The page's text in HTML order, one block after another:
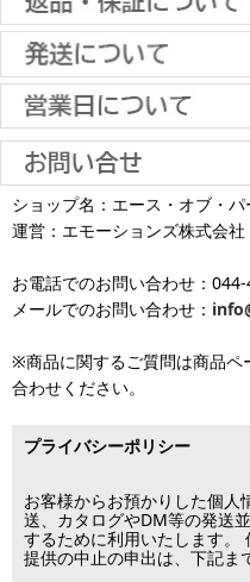
アームタイプ（上下左右角
上）
上下角度調節 小型(およそ12-
上下角度調節 中型(およそ26-
上下角度調節 大型(およそ50-
固定タイプ 小型(およそ12-
固定タイプ 中型(およそ26-
固定タイプ 超大型(およそ65
片面（通常） 小型(およそ
片面（通常） 中型(およそ
込、スコア後払い、コンビニ
※銀行振り込み・郵便振替・コ
の場合、ご入金確認後の発送と
※一部適用外の地域や商品があ
※お届け先が異なる場合は別途
沖縄へのお届けは、送料とは別
より金額が異なるので、詳しい
となります（当日・土日祝日
【返品・キャンセルについて】
原則として返品は受け付けてお
金具に関しては、条件を満た
す。
【初期不良・保証について】
商品到着後1週間以内であれば
返品対応の詳細、各種保証につ
をご覧ください。
土日祝日も当日出荷
■お届けについて
お届け日のご指定がない場合は
ます。
平日は15時・土曜は11時・日
が可能です。
土曜は11時・日曜祝日は10時
済・代引決済のみ当日出荷が可
※クレジットカード・代引き決
※メーカー発注品は除きます。
土 日 祝
発送してい
※出荷休業日を除
この日は出荷業務を行いませ
■営業日
ショップ名：エース・オブ・パ
運営：エモーションズ株式会社
お電話でのお問い合わせ：
メールでのお問い合わせ：
※商品に関するご質問は商品ペ
合わせください。
プライバシーポリシー
お客様からお預かりした個人
送、カタログやDM等の発送
するために利用いたします。
提供の中止の申出は、下記ま